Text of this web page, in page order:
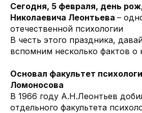
Сегодня, 5 февраля, день
Николаевича Леонтьева –
отечественной психологии
В честь этого праздника,
вспомним несколько фактов о
Основал факультет
Ломоносова
В 1966 году А.Н.Леонтьев
отдельного факультета